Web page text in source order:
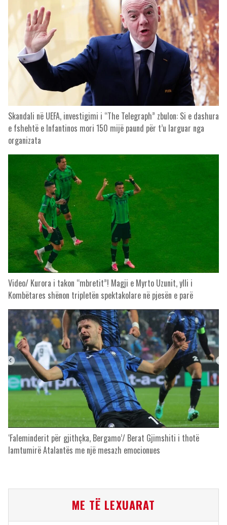
Skandali në UEFA, investigimi i “The Telegraph” zbulon: Si e dashura
e fshehtë e Infantinos mori 150 mijë paund për t’u larguar nga
organizata
Video/ Kurora i takon “mbretit”! Magji e Myrto Uzunit, ylli i
Kombëtares shënon tripletën spektakolare në pjesën e parë
‘Faleminderit për gjithçka, Bergamo’/ Berat Gjimshiti i thotë
lamtumirë Atalantës me një mesazh emocionues
ME TË LEXUARAT